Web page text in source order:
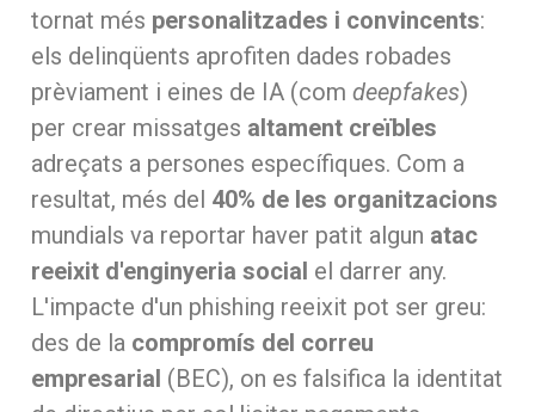
tornat més personalitzades i convincents:
els delinqüents aprofiten dades robades
prèviament i eines de IA (com deepfakes)
per crear missatges altament creïbles
adreçats a persones específiques. Com a
resultat, més del 40% de les organitzacions
mundials va reportar haver patit algun atac
reeixit d'enginyeria social el darrer any.
L'impacte d'un phishing reeixit pot ser greu:
des de la compromís del correu
empresarial (BEC), on es falsifica la identitat